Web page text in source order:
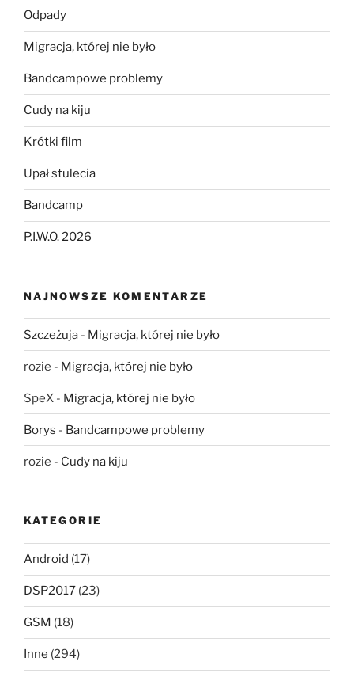
Odpady
Migracja, której nie było
Bandcampowe problemy
Cudy na kiju
Krótki film
Upał stulecia
Bandcamp
P.I.W.O. 2026
NAJNOWSZE KOMENTARZE
Szczeżuja - Migracja, której nie było
rozie - Migracja, której nie było
SpeX - Migracja, której nie było
Borys - Bandcampowe problemy
rozie - Cudy na kiju
KATEGORIE
Android (17)
DSP2017 (23)
GSM (18)
Inne (294)